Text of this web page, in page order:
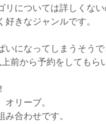
リについては詳しくな
好きなジャンルです。
いになってしまうそう
前から予約をしてもら
リーブ。
み合わせです。